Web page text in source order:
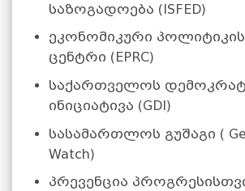
საზოგადოება (ISFED)
ეკონომიკური
ცენტრი (EPRC)
საქართველოს
ინიციატივა (GDI)
სასამართლოს გუშაგი (
Watch)
პრევენცია